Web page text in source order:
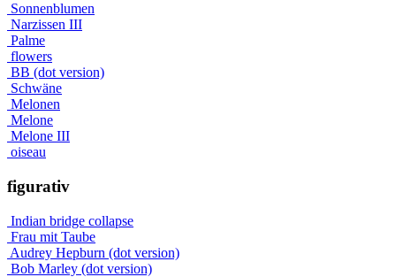
Sonnenblumen
Narzissen III
Palme
flowers
BB (dot version)
Schwäne
Melonen
Melone
Melone III
oiseau
figurativ
Indian bridge collapse
Frau mit Taube
Audrey Hepburn (dot version)
Bob Marley (dot version)